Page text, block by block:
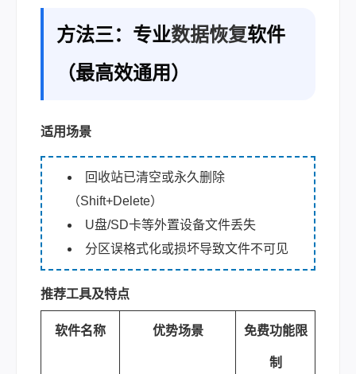
方法三：专业数据恢复软件
（最高效通用）
适用场景
回收站已清空或永久删除
（Shift+Delete）
U盘/SD卡等外置设备文件丢失
分区误格式化或损坏导致文件不可见
推荐工具及特点
软件名称 优势场景 免费功能限
制